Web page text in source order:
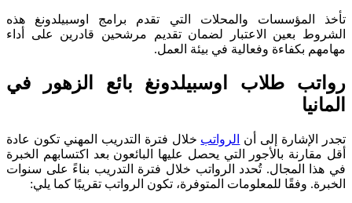
تأخذ المؤسسات والمحلات التي تقدم برامج اوسبيلدونغ هذه
الشروط بعين الاعتبار لضمان تقديم مرشحين قادرين على أداء
مهامهم بكفاءة وفعالية في بيئة العمل.
رواتب طلاب اوسبيلدونغ بائع الزهور في
المانيا
تجدر الإشارة إلى أن الرواتب خلال فترة التدريب المهني تكون عادة
أقل مقارنة بالأجور التي يحصل عليها البائعون بعد اكتسابهم الخبرة
في هذا المجال. تُحدد الرواتب خلال فترة التدريب بناءً على سنوات
الخبرة. وفقًا للمعلومات المتوفرة، تكون الرواتب تقريبًا كما يلي: